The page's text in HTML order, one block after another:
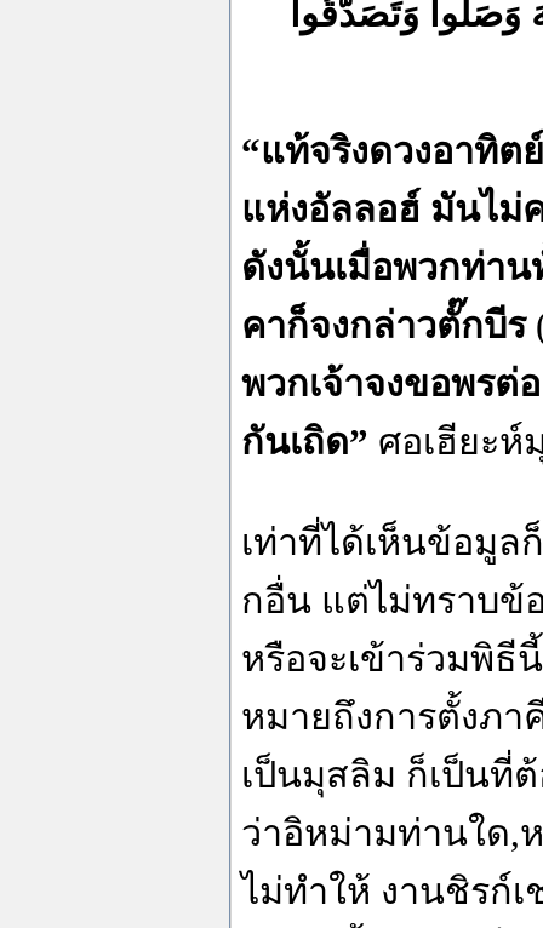
وَصَلُّوا وَتَصَدَّقُوا
“แท้จริงดวงอาทิ
แห่งอัลลอฮ์ มันไม่
ดังนั้นเมื่อพวกท่าน
คาก็จงกล่าวตั๊กบีร
พวกเจ้าจงขอพรต่
กันเถิด” ศอเฮียะห์
เท่าที่ได้เห็นข้อมู
กอื่น แต่ไม่ทราบข้
หรือจะเข้าร่วมพิธี
หมายถึงการตั้งภ
เป็นมุสลิม ก็เป็นที่
ว่าอิหม่ามท่านใด,
ไม่ทำให้ งานชิรก์